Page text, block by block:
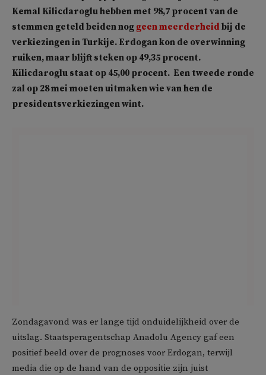
Kemal Kilicdaroglu hebben met 98,7 procent van de
stemmen geteld beiden nog geen meerderheid bij de
verkiezingen in Turkije. Erdogan kon de overwinning
ruiken, maar blijft steken op 49,35 procent.
Kilicdaroglu staat op 45,00 procent. Een tweede ronde
zal op 28 mei moeten uitmaken wie van hen de
presidentsverkiezingen wint.
Zondagavond was er lange tijd onduidelijkheid over de
uitslag. Staatsperagentschap Anadolu Agency gaf een
positief beeld over de prognoses voor Erdogan, terwijl
media die op de hand van de oppositie zijn juist